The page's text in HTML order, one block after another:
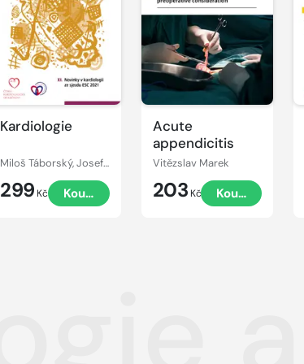
Kardiologie
Miloš Táborský, Josef Kautzner, Aleš Linhart
299 Kč Koupit
Acute
appendicitis
Vitězslav Marek
203 Kč Koupit